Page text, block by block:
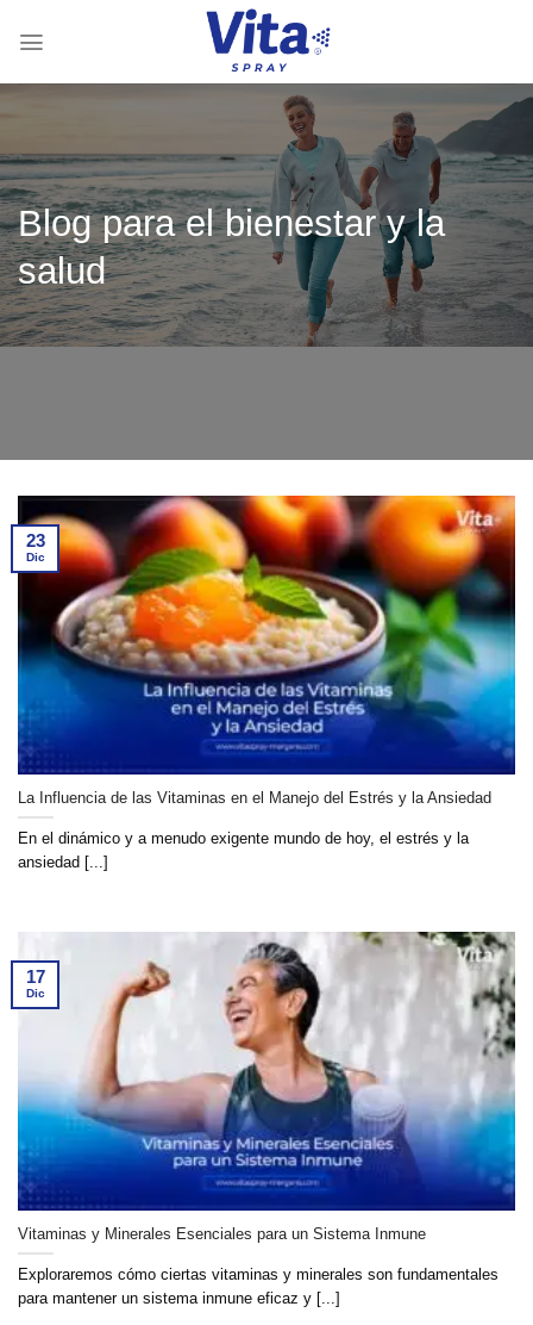
Blog para el bienestar y la
salud
La Influencia de las Vitaminas en el Manejo del Estrés y la Ansiedad
En el dinámico y a menudo exigente mundo de hoy, el estrés y la
ansiedad [...]
23
Dic
Vitaminas y Minerales Esenciales para un Sistema Inmune
Exploraremos cómo ciertas vitaminas y minerales son fundamentales
para mantener un sistema inmune eficaz y [...]
17
Dic